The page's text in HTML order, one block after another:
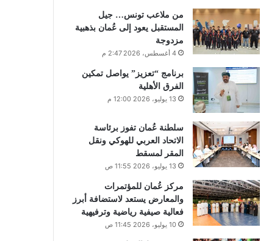
من ملاعب تونس… جيل
المستقبل يعود إلى عُمان بذهبية
مزدوجة
4 أغسطس، 2026 2:47 م
برنامج “تعزيز” يواصل تمكين
الفرق الأهلية
13 يوليو، 2026 12:00 م
سلطنة عُمان تفوز برئاسة
الاتحاد العربي للهوكي ونقل
المقر لمسقط
13 يوليو، 2026 11:55 ص
مركز عُمان للمؤتمرات
والمعارض يستعد لاستضافة أبرز
فعالية صيفية رياضية وترفيهية
10 يوليو، 2026 11:45 ص